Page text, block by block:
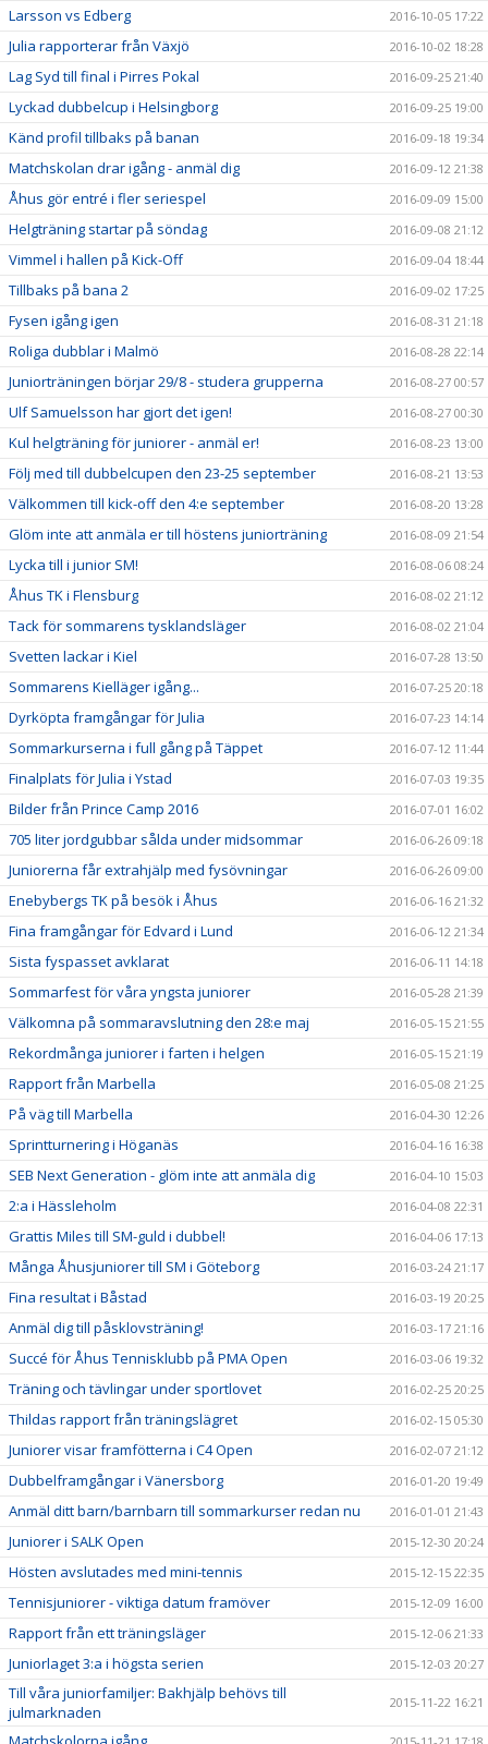
Larsson vs Edberg 2016-10-05 17:22
Julia rapporterar från Växjö 2016-10-02 18:28
Lag Syd till final i Pirres Pokal 2016-09-25 21:40
Lyckad dubbelcup i Helsingborg 2016-09-25 19:00
Känd profil tillbaks på banan 2016-09-18 19:34
Matchskolan drar igång - anmäl dig 2016-09-12 21:38
Åhus gör entré i fler seriespel 2016-09-09 15:00
Helgträning startar på söndag 2016-09-08 21:12
Vimmel i hallen på Kick-Off 2016-09-04 18:44
Tillbaks på bana 2 2016-09-02 17:25
Fysen igång igen 2016-08-31 21:18
Roliga dubblar i Malmö 2016-08-28 22:14
Juniorträningen börjar 29/8 - studera grupperna 2016-08-27 00:57
Ulf Samuelsson har gjort det igen! 2016-08-27 00:30
Kul helgträning för juniorer - anmäl er! 2016-08-23 13:00
Följ med till dubbelcupen den 23-25 september 2016-08-21 13:53
Välkommen till kick-off den 4:e september 2016-08-20 13:28
Glöm inte att anmäla er till höstens juniorträning 2016-08-09 21:54
Lycka till i junior SM! 2016-08-06 08:24
Åhus TK i Flensburg 2016-08-02 21:12
Tack för sommarens tysklandsläger 2016-08-02 21:04
Svetten lackar i Kiel 2016-07-28 13:50
Sommarens Kielläger igång... 2016-07-25 20:18
Dyrköpta framgångar för Julia 2016-07-23 14:14
Sommarkurserna i full gång på Täppet 2016-07-12 11:44
Finalplats för Julia i Ystad 2016-07-03 19:35
Bilder från Prince Camp 2016 2016-07-01 16:02
705 liter jordgubbar sålda under midsommar 2016-06-26 09:18
Juniorerna får extrahjälp med fysövningar 2016-06-26 09:00
Enebybergs TK på besök i Åhus 2016-06-16 21:32
Fina framgångar för Edvard i Lund 2016-06-12 21:34
Sista fyspasset avklarat 2016-06-11 14:18
Sommarfest för våra yngsta juniorer 2016-05-28 21:39
Välkomna på sommaravslutning den 28:e maj 2016-05-15 21:55
Rekordmånga juniorer i farten i helgen 2016-05-15 21:19
Rapport från Marbella 2016-05-08 21:25
På väg till Marbella 2016-04-30 12:26
Sprintturnering i Höganäs 2016-04-16 16:38
SEB Next Generation - glöm inte att anmäla dig 2016-04-10 15:03
2:a i Hässleholm 2016-04-08 22:31
Grattis Miles till SM-guld i dubbel! 2016-04-06 17:13
Många Åhusjuniorer till SM i Göteborg 2016-03-24 21:17
Fina resultat i Båstad 2016-03-19 20:25
Anmäl dig till påsklovsträning! 2016-03-17 21:16
Succé för Åhus Tennisklubb på PMA Open 2016-03-06 19:32
Träning och tävlingar under sportlovet 2016-02-25 20:25
Thildas rapport från träningslägret 2016-02-15 05:30
Juniorer visar framfötterna i C4 Open 2016-02-07 21:12
Dubbelframgångar i Vänersborg 2016-01-20 19:49
Anmäl ditt barn/barnbarn till sommarkurser redan nu 2016-01-01 21:43
Juniorer i SALK Open 2015-12-30 20:24
Hösten avslutades med mini-tennis 2015-12-15 22:35
Tennisjuniorer - viktiga datum framöver 2015-12-09 16:00
Rapport från ett träningsläger 2015-12-06 21:33
Juniorlaget 3:a i högsta serien 2015-12-03 20:27
Till våra juniorfamiljer: Bakhjälp behövs till
julmarknaden
2015-11-22 16:21